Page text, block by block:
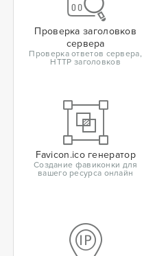
Проверка заголовков
сервера
Проверка ответов сервера,
HTTP заголовков
Favicon.ico генератор
Создание фавиконки для
вашего ресурса онлайн